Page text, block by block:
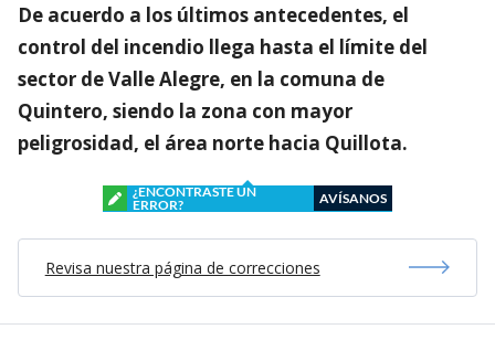
De acuerdo a los últimos antecedentes, el
control del incendio llega hasta el límite del
sector de Valle Alegre, en la comuna de
Quintero, siendo la zona con mayor
peligrosidad, el área norte hacia Quillota.
¿ENCONTRASTE UN
ERROR?
AVÍSANOS
Revisa nuestra página de correcciones